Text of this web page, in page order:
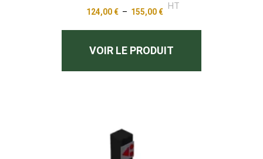
124,00 € – 155,00 €
HT
VOIR LE PRODUIT